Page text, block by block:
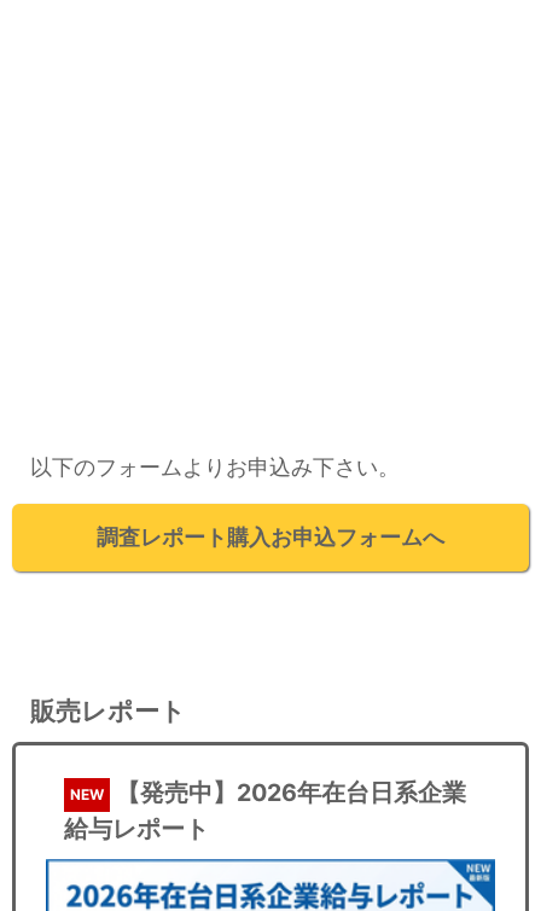
以下のフォームよりお申込み下さい。
調査レポート購入お申込フォームへ
販売レポート
NEW
【発売中】2026年在台日系企業
給与レポート